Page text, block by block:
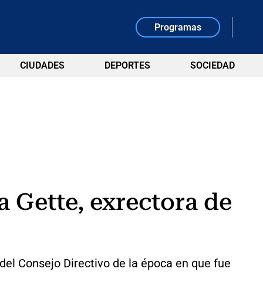
Programas
CIUDADES DEPORTES SOCIEDAD
Gette, exrectora de
Consejo Directivo de la época en que fue